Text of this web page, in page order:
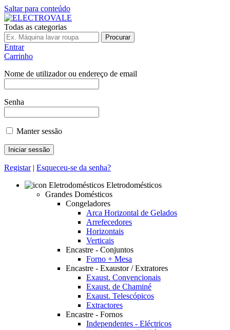
Saltar para conteúdo
Todas as categorias
Procurar
Entrar
Carrinho
Nome de utilizador ou endereço de email
Senha
Manter sessão
Registar| Esqueceu-se da senha?
Eletrodomésticos
Grandes Domésticos
Congeladores
Arca Horizontal de Gelados
Arrefecedores
Horizontais
Verticais
Encastre - Conjuntos
Forno + Mesa
Encastre - Exaustor / Extratores
Exaust. Convencionais
Exaust. de Chaminé
Exaust. Telescópicos
Extractores
Encastre - Fornos
Independentes - Eléctricos